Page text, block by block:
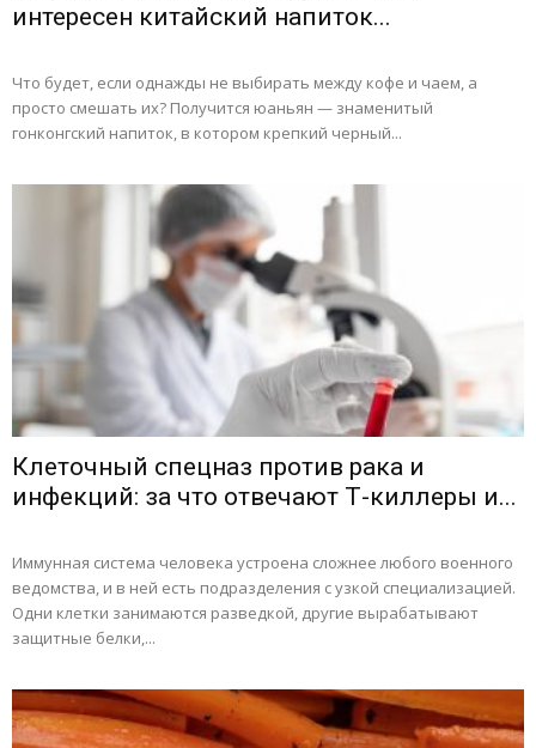
интересен китайский напиток...
Что будет, если однажды не выбирать между кофе и чаем, а
просто смешать их? Получится юаньян — знаменитый
гонконгский напиток, в котором крепкий черный...
Клеточный спецназ против рака и
инфекций: за что отвечают Т-киллеры и...
Иммунная система человека устроена сложнее любого военного
ведомства, и в ней есть подразделения с узкой специализацией.
Одни клетки занимаются разведкой, другие вырабатывают
защитные белки,...